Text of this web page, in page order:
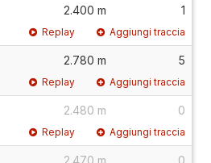
2.400 m 1
Replay Aggiungi traccia
2.780 m 5
Replay Aggiungi traccia
2.480 m 0
Replay Aggiungi traccia
2.470 m 0